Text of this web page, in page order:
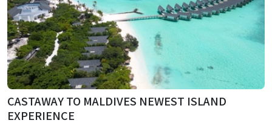
CASTAWAY TO MALDIVES NEWEST ISLAND
EXPERIENCE